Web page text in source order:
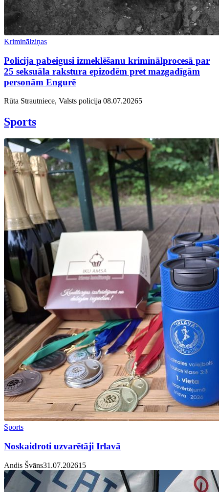
Kriminālziņas
Policija pabeigusi izmeklēšanu kriminālprocesā par
25 seksuāla rakstura epizodēm pret mazgadīgām
personām Engurē
Rūta Strautniece, Valsts policija 08.07.20265
Sports
Sports
Noskaidroti uzvarētāji Irlavā
Andis Švāns31.07.20261 5